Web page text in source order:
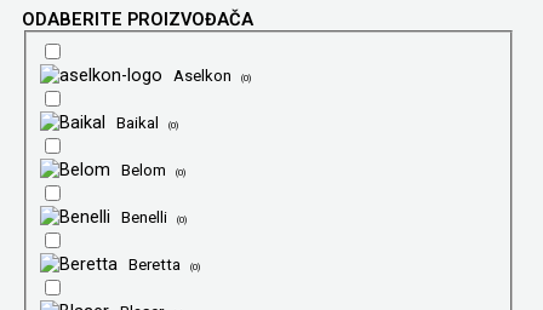
ODABERITE PROIZVOĐAČA
Aselkon (0)
Baikal (0)
Belom (0)
Benelli (0)
Beretta (0)